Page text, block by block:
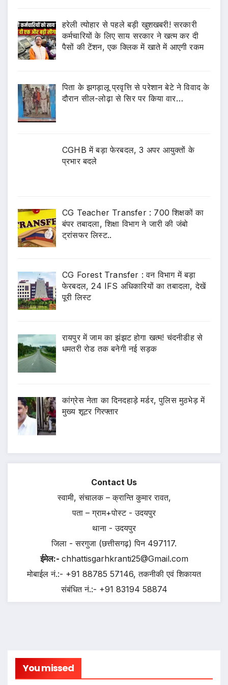
हरेली त्योहार से पहले बड़ी खुशखबरी! सरकारी
कर्मचारियों के लिए साय सरकार ने खत्म कर दी
पैसों की टेंशन, एक क्लिक में खाते में आएगी रकम
पिता के झगड़ालू प्रवृत्ति से परेशान बेटे ने विवाद के
दौरान सील-लोढ़ा से सिर पर किया वार…
CGHB में बड़ा फेरबदल, 3 अपर आयुक्तों के
प्रभार बदले
CG Teacher Transfer : 700 शिक्षकों का
बंपर तबादला, शिक्षा विभाग ने जारी की जंबो
ट्रांसफर लिस्ट..
CG Forest Transfer : वन विभाग में बड़ा
फेरबदल, 24 IFS अधिकारियों का तबादला, देखें
पूरी लिस्ट
रायपुर में जाम का झंझट होगा खत्म! चंदनीडीह से
धमतरी रोड तक बनेगी नई सड़क
कांग्रेस नेता का दिनदहाड़े मर्डर, पुलिस मुठभेड़ में
मुख्य शूटर गिरफ्तार
Contact Us
स्वामी, संचालक – क्रान्ति कुमार रावत,
पता – ग्राम+पोस्ट - उदयपुर
थाना - उदयपुर
जिला - सरगुजा (छत्तीसगढ़) पिन 497117.
ईमेल:- chhattisgarhkranti25@Gmail.com
मोबाईल नं.:- +91 88785 57146, तकनीकी एवं शिकायत
संबंधित नं.:- +91 83194 58874
You missed